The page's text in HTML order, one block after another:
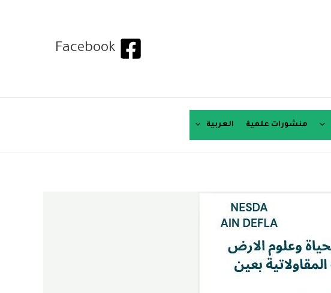
Facebook
منشورات علمية العربية